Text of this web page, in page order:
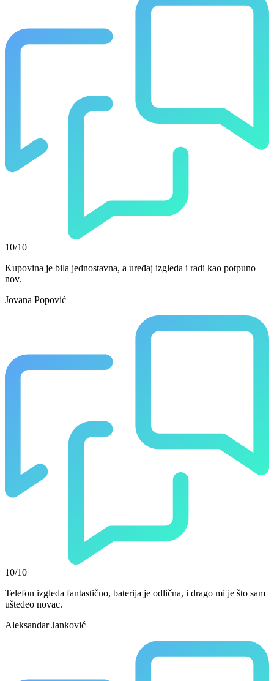
10/10
Kupovina je bila jednostavna, a uređaj izgleda i radi kao potpuno
nov.
Jovana Popović
10/10
Telefon izgleda fantastično, baterija je odlična, i drago mi je što sam
uštedeo novac.
Aleksandar Janković